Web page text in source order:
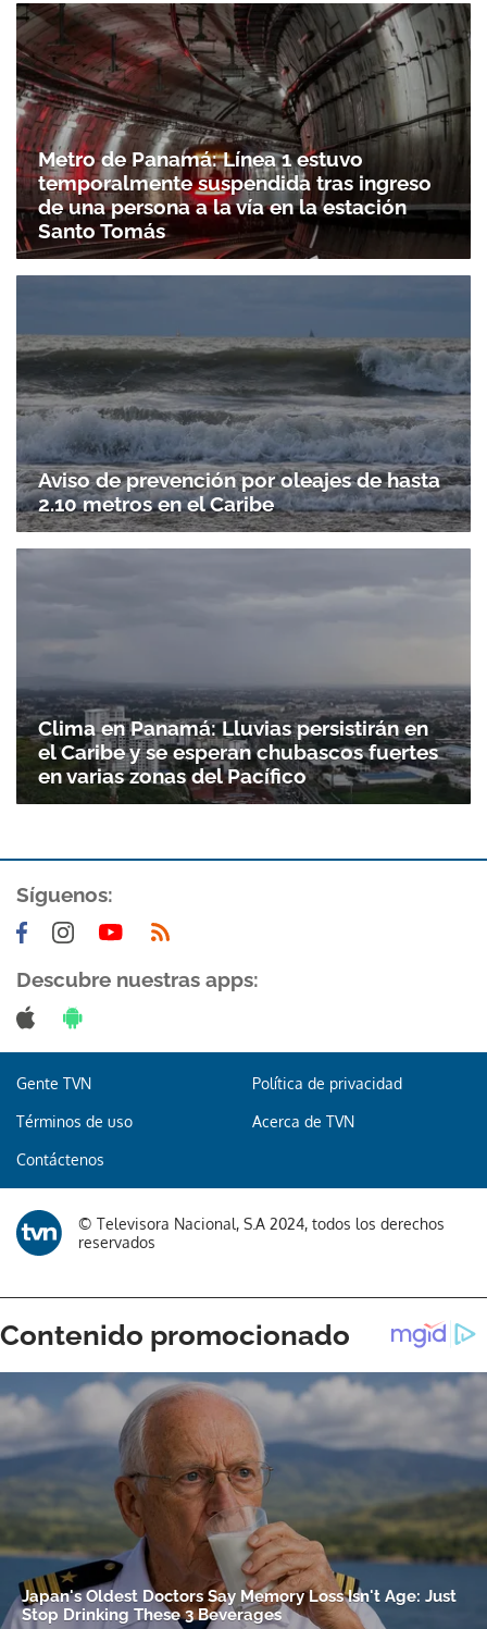
Metro de Panamá: Línea 1 estuvo
temporalmente suspendida tras ingreso
de una persona a la vía en la estación
Santo Tomás
Aviso de prevención por oleajes de hasta
2.10 metros en el Caribe
Clima en Panamá: Lluvias persistirán en
el Caribe y se esperan chubascos fuertes
en varias zonas del Pacífico
Síguenos:
Descubre nuestras apps:
Gente TVN Política de privacidad
Términos de uso Acerca de TVN
Contáctenos
© Televisora Nacional, S.A 2024, todos los derechos
reservados